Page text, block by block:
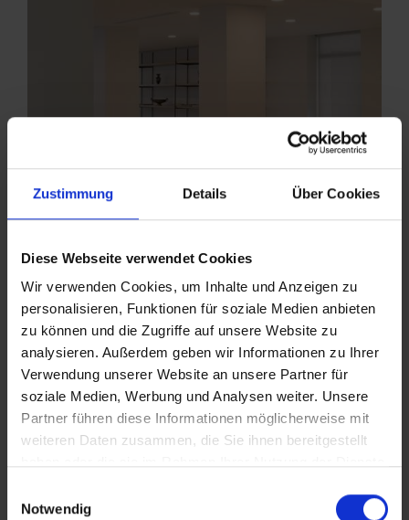
Zustimmung Details Über Cookies
Diese Webseite verwendet Cookies
Wir verwenden Cookies, um Inhalte und Anzeigen zu
personalisieren, Funktionen für soziale Medien anbieten
zu können und die Zugriffe auf unsere Website zu
analysieren. Außerdem geben wir Informationen zu Ihrer
Verwendung unserer Website an unsere Partner für
soziale Medien, Werbung und Analysen weiter. Unsere
Partner führen diese Informationen möglicherweise mit
weiteren Daten zusammen, die Sie ihnen bereitgestellt
Notwendig